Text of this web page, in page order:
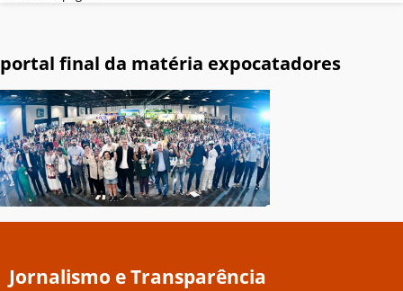
portal final da matéria expocatadores
Jornalismo e Transparência